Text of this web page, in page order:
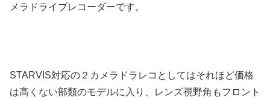
メラドライブレコーダーです。
STARVIS対応の２カメラドラレコとしてはそれほど価格
は高くない部類のモデルに入り、レンズ視野角もフロント